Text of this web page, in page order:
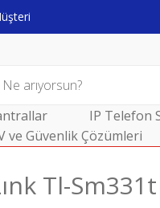
IP Telefon
ve Güvenlik Çözümleri
Tl-